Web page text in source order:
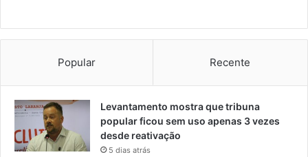
Popular Recente
Levantamento mostra que tribuna
popular ficou sem uso apenas 3 vezes
desde reativação
5 dias atrás